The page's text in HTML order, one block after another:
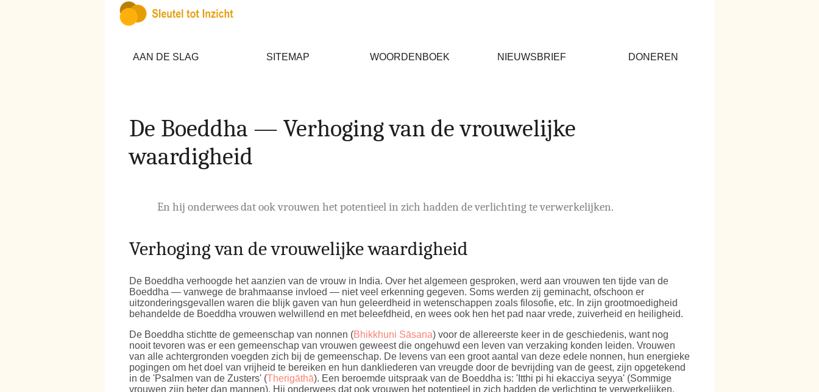
AAN DE SLAG SITEMAP WOORDENBOEK NIEUWSBRIEF DONEREN
De Boeddha — Verhoging van de vrouwelijke
waardigheid
En hij onderwees dat ook vrouwen het potentieel in zich hadden de verlichting te verwerkelijken.
Verhoging van de vrouwelijke waardigheid
De Boeddha verhoogde het aanzien van de vrouw in India. Over het algemeen gesproken, werd aan vrouwen ten tijde van de
Boeddha — vanwege de brahmaanse invloed — niet veel erkenning gegeven. Soms werden zij geminacht, ofschoon er
uitzonderingsgevallen waren die blijk gaven van hun geleerdheid in wetenschappen zoals filosofie, etc. In zijn grootmoedigheid
behandelde de Boeddha vrouwen welwillend en met beleefdheid, en wees ook hen het pad naar vrede, zuiverheid en heiligheid.
De Boeddha stichtte de gemeenschap van nonnen (Bhikkhuni Sāsana) voor de allereerste keer in de geschiedenis, want nog
nooit tevoren was er een gemeenschap van vrouwen geweest die ongehuwd een leven van verzaking konden leiden. Vrouwen
van alle achtergronden voegden zich bij de gemeenschap. De levens van een groot aantal van deze edele nonnen, hun energieke
pogingen om het doel van vrijheid te bereiken en hun dankliederen van vreugde door de bevrijding van de geest, zijn opgetekend
in de 'Psalmen van de Zusters' (Therigāthā). Een beroemde uitspraak van de Boeddha is: 'Itthi pi hi ekacciya seyya' (Sommige
vrouwen zijn beter dan mannen). Hij onderwees dat ook vrouwen het potentieel in zich hadden de verlichting te verwerkelijken.